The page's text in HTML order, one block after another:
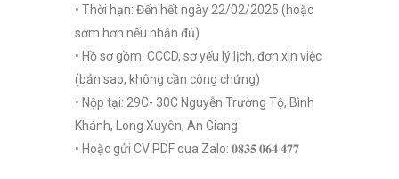
• Thời hạn: Đến hết ngày 22/02/2025 (hoặc
sớm hơn nếu nhận đủ)
• Hồ sơ gồm: CCCD, sơ yếu lý lịch, đơn xin việc
(bản sao, không cần công chứng)
• Nộp tại: 29C- 30C Nguyễn Trường Tộ, Bình
Khánh, Long Xuyên, An Giang
• Hoặc gửi CV PDF qua Zalo: 𝟎𝟖𝟑𝟓 𝟎𝟔𝟒 𝟒𝟕𝟕